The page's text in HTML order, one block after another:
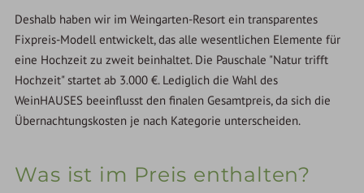
Deshalb haben wir im Weingarten-Resort ein transparentes
Fixpreis-Modell entwickelt, das alle wesentlichen Elemente für
eine Hochzeit zu zweit beinhaltet. Die Pauschale "Natur trifft
Hochzeit" startet ab 3.000 €. Lediglich die Wahl des
WeinHAUSES beeinflusst den finalen Gesamtpreis, da sich die
Übernachtungskosten je nach Kategorie unterscheiden.
Was ist im Preis enthalten?